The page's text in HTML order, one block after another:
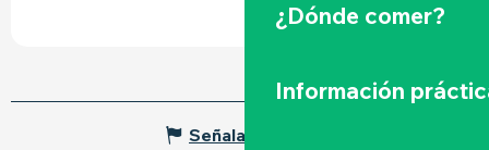
¿Dónde comer?
Información
Señalar un error